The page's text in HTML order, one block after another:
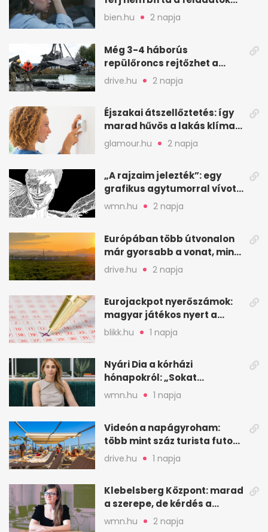
a feleség levegőt kér
bien.hu 2 napja
Még 3-4 háborús
repülőroncs rejtőzhet a
Balaton mélyén
drive.hu 2 napja
Éjszakai átszellőztetés: így
marad hűvös a lakás klíma
nélkül
glamour.hu 2 napja
„A rajzaim jelezték”: egy
grafikus agytumorral vívott
küzdelme
wmn.hu 2 napja
Európában több útvonalon
már gyorsabb a vonat, mint
a repülő
drive.hu 2 napja
Eurojackpot nyerőszámok:
magyar játékos nyert a
2026. augusztus 4-i húzáson
blikk.hu 1 napja
Nyári Dia a kórházi
hónapokról: „Sokat
veszekedtem Istennel”
wmn.hu 1 napja
Videón a napágyroham:
több mint száz turista futott
a helyekért Tenerifén
drive.hu 1 napja
Klebelsberg Központ: marad
a szerepe, de kérdés a
hitelessége
wmn.hu 2 napja